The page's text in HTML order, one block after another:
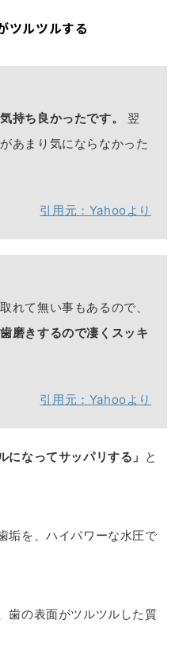
ツルツルする
持ち良かったです。
翌
あまり気にならなかった
引用元：Yahooより
れて無い事もあるので、
歯磨きするので凄くスッキ
引用元：Yahooより
になってサッパリする」 と
垢を、ハイパワーな水圧で
歯の表面がツルツルした質